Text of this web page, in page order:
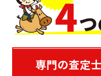
専門の査定